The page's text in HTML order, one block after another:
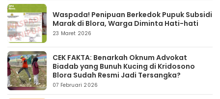
Waspada! Penipuan Berkedok Pupuk Subsidi
Marak di Blora, Warga Diminta Hati-hati
23 Maret 2026
CEK FAKTA: Benarkah Oknum Advokat
Biadab yang Bunuh Kucing di Kridosono
Blora Sudah Resmi Jadi Tersangka?
07 Februari 2026